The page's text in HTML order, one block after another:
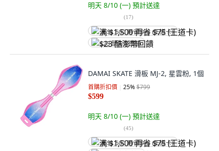
明天 8/10 (一) 預計送達
(17)
满 $1,500 再省 $75 (王道卡)
$23 酷澎幣回饋
DAMAI SKATE 滑板 MJ-2, 星雲粉, 1個
首購折扣價 25%$799
$599
明天 8/10 (一) 預計送達
(45)
满 $1,500 再省 $75 (王道卡)